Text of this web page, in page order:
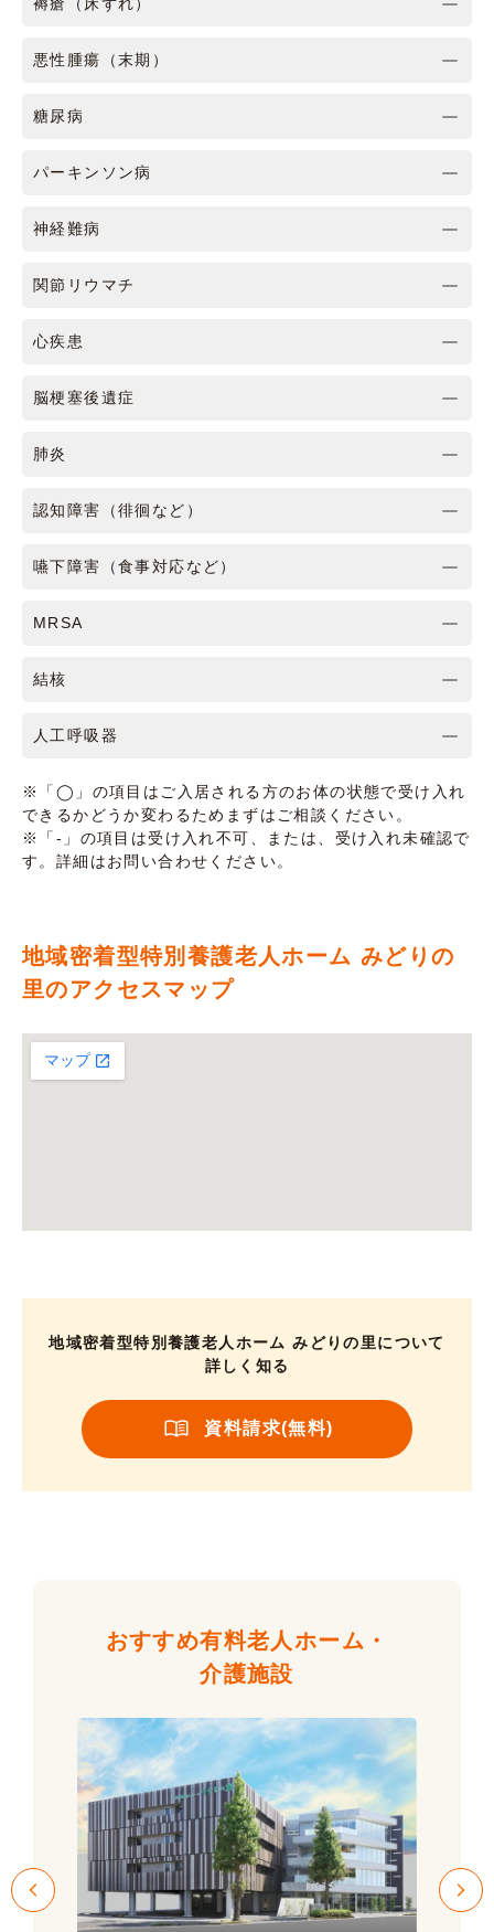
褥瘡（床ずれ）
悪性腫瘍（末期）
糖尿病
パーキンソン病
神経難病
関節リウマチ
心疾患
脳梗塞後遺症
肺炎
認知障害（徘徊など）
嚥下障害（食事対応など）
MRSA
結核
人工呼吸器
※「◯」の項目はご入居される方のお体の状態で受け入れ
できるかどうか変わるためまずはご相談ください。
※「-」の項目は受け入れ不可、または、受け入れ未確認で
す。詳細はお問い合わせください。
地域密着型特別養護老人ホーム みどりの
里のアクセスマップ
地域密着型特別養護老人ホーム みどりの里について
詳しく知る
資料請求(無料)
おすすめ有料老人ホーム・
介護施設